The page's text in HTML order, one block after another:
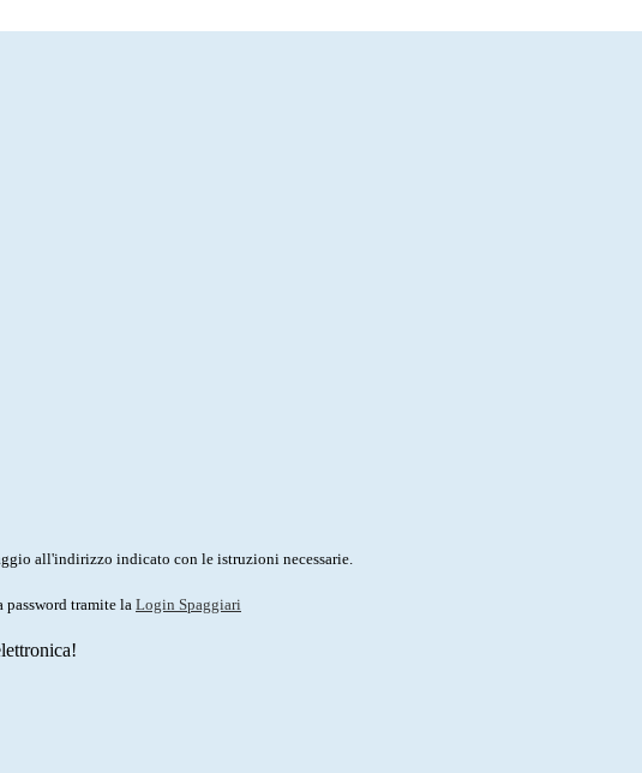
all'indirizzo indicato con le istruzioni necessarie.
password tramite la Login Spaggiari